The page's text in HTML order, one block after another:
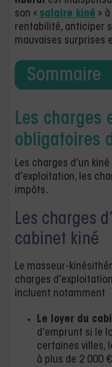
son « salaire kiné »
rentabilité, anticiper
mauvaises surprises
Sommaire
Les charges
obligatoires
Les charges d’un
d’exploitation, les
impôts.
Les charges
cabinet kiné
Le masseur-
charges
incluent notamment
Le loyer du
d’emprunt si le
certaines villes,
à plus de 2 000